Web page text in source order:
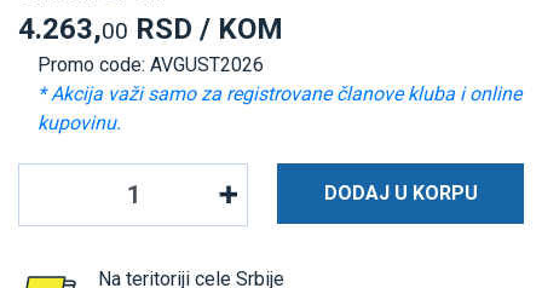
4.263,00 RSD / KOM
Promo code: AVGUST2026
* Akcija važi samo za registrovane članove kluba i online
kupovinu.
DODAJ U KORPU
Na teritoriji cele Srbije